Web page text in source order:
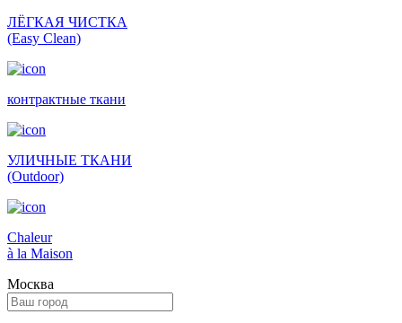
ЛЁГКАЯ ЧИСТКА
(Easy Clean)
контрактные ткани
УЛИЧНЫЕ ТКАНИ
(Outdoor)
Сhaleur
à la Maison
Москва